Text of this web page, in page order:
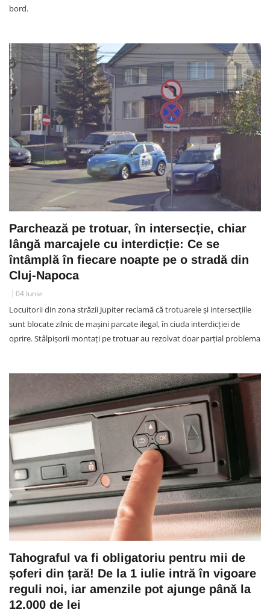
bord.
Parchează pe trotuar, în intersecție, chiar
lângă marcajele cu interdicție: Ce se
întâmplă în fiecare noapte pe o stradă din
Cluj-Napoca
04 Iunie
Locuitorii din zona străzii Jupiter reclamă că trotuarele și intersecțiile
sunt blocate zilnic de mașini parcate ilegal, în ciuda interdicției de
oprire. Stâlpișorii montați pe trotuar au rezolvat doar parțial problema
Tahograful va fi obligatoriu pentru mii de
șoferi din țară! De la 1 iulie intră în vigoare
reguli noi, iar amenzile pot ajunge până la
12.000 de lei